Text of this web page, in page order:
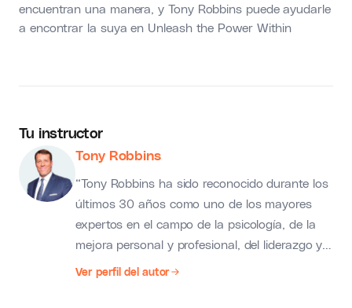
encuentran una manera, y Tony Robbins puede ayudarle
a encontrar la suya en Unleash the Power Within
Tu instructor
Tony Robbins
“Tony Robbins ha sido reconocido durante los
últimos 30 años como uno de los mayores
expertos en el campo de la psicología, de la
mejora personal y profesional, del liderazgo y
de la negociación. Un auténtico genio de
Ver perfil del autor